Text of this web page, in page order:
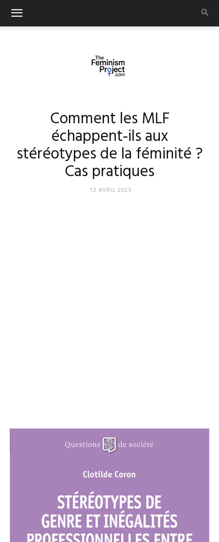
Comment les MLF
échappent‑ils aux
stéréotypes de la féminité ?
Cas pratiques
12 AVRIL 2025